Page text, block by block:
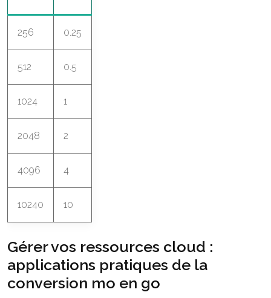
256 0.25
512 0.5
1024 1
2048 2
4096 4
10240 10
Gérer vos ressources cloud :
applications pratiques de la
conversion mo en go